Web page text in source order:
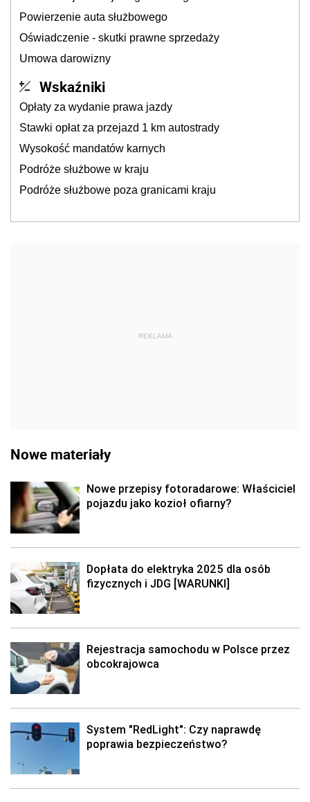
Powierzenie auta służbowego
Oświadczenie - skutki prawne sprzedaży
Umowa darowizny
Wskaźniki
Opłaty za wydanie prawa jazdy
Stawki opłat za przejazd 1 km autostrady
Wysokość mandatów karnych
Podróże służbowe w kraju
Podróże służbowe poza granicami kraju
REKLAMA
Nowe materiały
Nowe przepisy fotoradarowe: Właściciel
pojazdu jako kozioł ofiarny?
Dopłata do elektryka 2025 dla osób
fizycznych i JDG [WARUNKI]
Rejestracja samochodu w Polsce przez
obcokrajowca
System "RedLight": Czy naprawdę
poprawia bezpieczeństwo?